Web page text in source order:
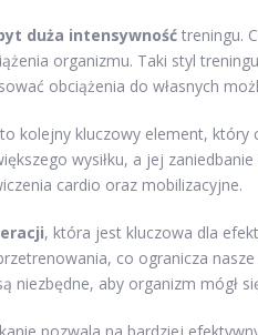
duża intensywność treningu.
organizmu. Taki styl
obciążenia do własnych
to kolejny kluczowy element, który
wysiłku, a jej
cardio oraz mobilizacyjne.
, która jest kluczowa dla
co ogranicza
niezbędne, aby organizm mógł